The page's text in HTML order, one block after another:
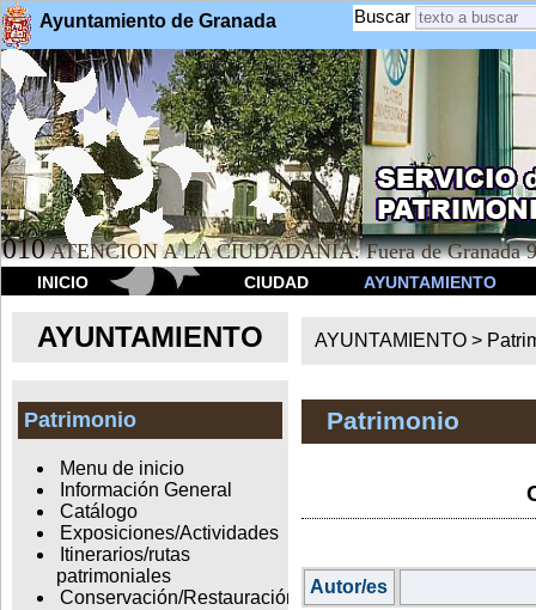
Ayuntamiento de Granada Buscar
010 ATENCION A LA CIUDADANÍA. Fuera de Granada
INICIO CIUDAD AYUNTAMIENTO
AYUNTAMIENTO
Patrimonio
Menu de inicio
Información General
Catálogo
Exposiciones/Actividades
Itinerarios/rutas
patrimoniales
Conservación/Restauración
AYUNTAMIENTO >
Patrimonio
Autor/es